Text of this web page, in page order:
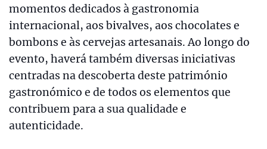
momentos dedicados à gastronomia
internacional, aos bivalves, aos chocolates e
bombons e às cervejas artesanais. Ao longo do
evento, haverá também diversas iniciativas
centradas na descoberta deste património
gastronómico e de todos os elementos que
contribuem para a sua qualidade e
autenticidade.